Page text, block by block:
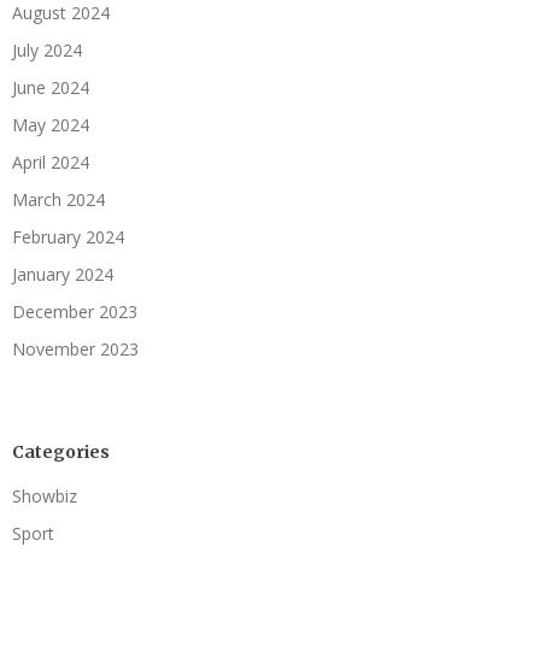
August 2024
July 2024
June 2024
May 2024
April 2024
March 2024
February 2024
January 2024
December 2023
November 2023
Categories
Showbiz
Sport